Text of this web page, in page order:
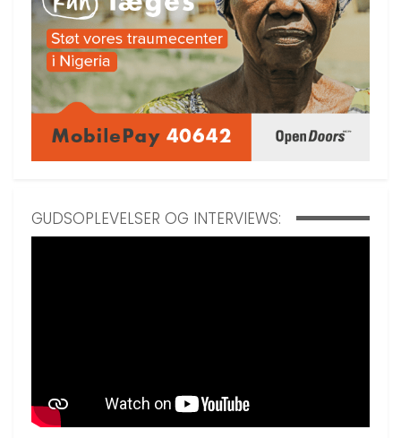
GUDSOPLEVELSER OG INTERVIEWS: